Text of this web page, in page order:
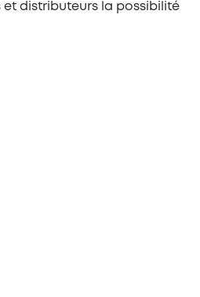
et distributeurs la possibilité